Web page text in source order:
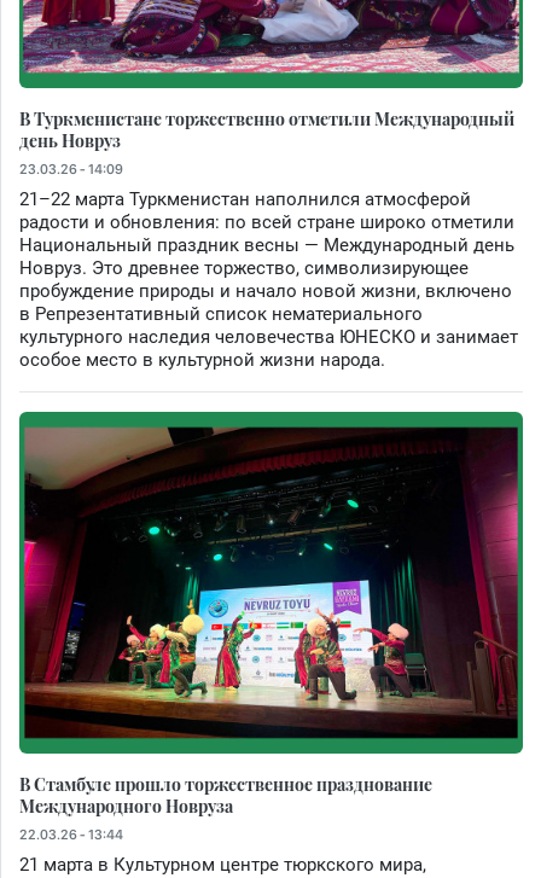
В Туркменистане торжественно отметили Международный
день Новруз
23.03.26 - 14:09
21–22 марта Туркменистан наполнился атмосферой
радости и обновления: по всей стране широко отметили
Национальный праздник весны — Международный день
Новруз. Это древнее торжество, символизирующее
пробуждение природы и начало новой жизни, включено
в Репрезентативный список нематериального
культурного наследия человечества ЮНЕСКО и занимает
особое место в культурной жизни народа.
В Стамбуле прошло торжественное празднование
Международного Новруза
22.03.26 - 13:44
21 марта в Культурном центре тюркского мира,